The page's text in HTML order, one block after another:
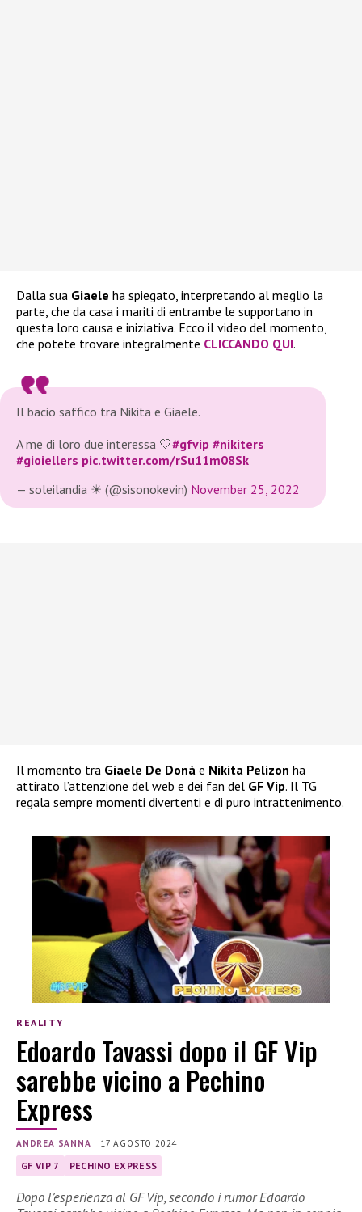
Dalla sua Giaele ha spiegato, interpretando al meglio la
parte, che da casa i mariti di entrambe le supportano in
questa loro causa e iniziativa. Ecco il video del momento,
che potete trovare integralmente CLICCANDO QUI.
Il bacio saffico tra Nikita e Giaele.
A me di loro due interessa 🤍#gfvip #nikiters
#gioiellers pic.twitter.com/rSu11m08Sk
— soleilandia ☀ (@sisonokevin) November 25, 2022
Il momento tra Giaele De Donà e Nikita Pelizon ha
attirato l’attenzione del web e dei fan del GF Vip. Il TG
regala sempre momenti divertenti e di puro intrattenimento.
REALITY
Edoardo Tavassi dopo il GF Vip
sarebbe vicino a Pechino
Express
ANDREA SANNA | 17 AGOSTO 2024
GF VIP 7 PECHINO EXPRESS
Dopo l’esperienza al GF Vip, secondo i rumor Edoardo